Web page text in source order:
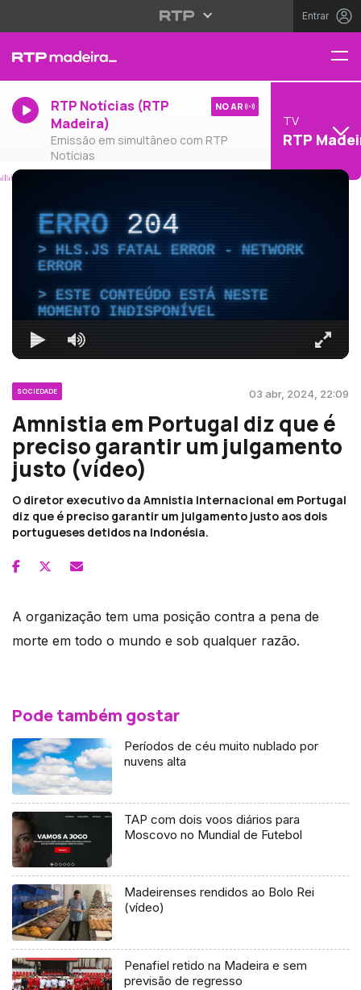
Entrar
RTP Notícias (RTP
Madeira)
Emissão em simultâneo com RTP
Notícias
NO AR
TV
RTP
ERRO204
HLS.JS FATAL ERROR - NETWORK
ERROR
ESTE CONTEÚDO ESTÁ NESTE
MOMENTO INDISPONÍVEL
SOCIEDADE 03 abr, 2024, 22:09
Amnistia em Portugal diz que é
preciso garantir um julgamento
justo (vídeo)
O diretor executivo da Amnistia Internacional em Portugal
diz que é preciso garantir um julgamento justo aos dois
portugueses detidos na Indonésia.
A organização tem uma posição contra a pena de
morte em todo o mundo e sob qualquer razão.
Pode também gostar
Períodos de céu muito nublado por
nuvens alta
TAP com dois voos diários para
Moscovo no Mundial de Futebol
Madeirenses rendidos ao Bolo Rei
(vídeo)
Penafiel retido na Madeira e sem
previsão de regresso